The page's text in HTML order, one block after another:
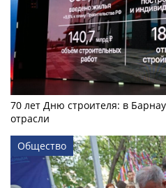
70 лет Дню строителя: в
отрасли
Общество